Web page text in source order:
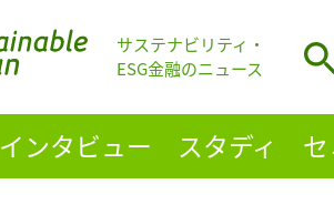
サステナビリティ・
ESG金融のニュース
インタビュー スタディ